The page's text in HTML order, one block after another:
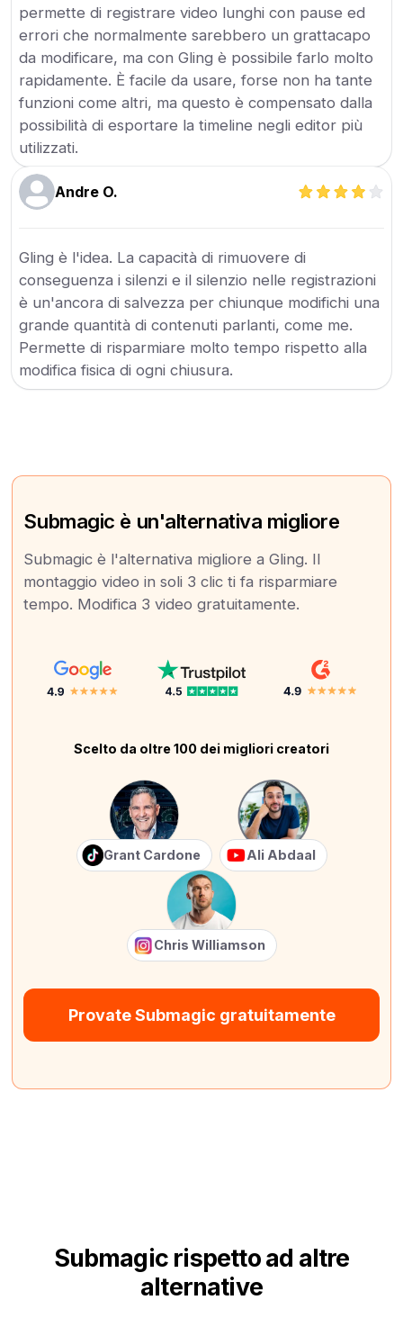
permette di registrare video lunghi con pause ed
errori che normalmente sarebbero un grattacapo
da modificare, ma con Gling è possibile farlo molto
rapidamente. È facile da usare, forse non ha tante
funzioni come altri, ma questo è compensato dalla
possibilità di esportare la timeline negli editor più
utilizzati.
Andre O.
Gling è l'idea. La capacità di rimuovere di
conseguenza i silenzi e il silenzio nelle registrazioni
è un'ancora di salvezza per chiunque modifichi una
grande quantità di contenuti parlanti, come me.
Permette di risparmiare molto tempo rispetto alla
modifica fisica di ogni chiusura.
Submagic è un'alternativa migliore
Submagic è l'alternativa migliore a Gling. Il
montaggio video in soli 3 clic ti fa risparmiare
tempo. Modifica 3 video gratuitamente.
Scelto da oltre 100 dei migliori creatori
Grant Cardone Ali Abdaal
Chris Williamson
Provate Submagic gratuitamente
Submagic rispetto ad altre
alternative